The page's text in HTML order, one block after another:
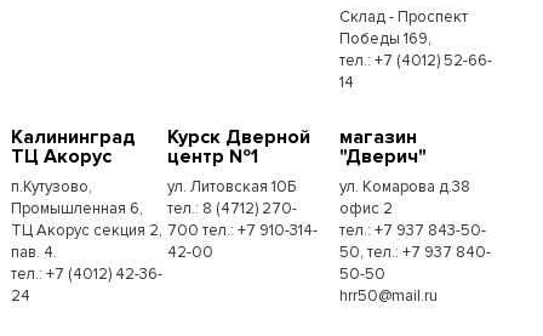
Склад - Проспект
Победы 169,
тел.:​ +7 (4012) 52-66-
14
Калининград
ТЦ Акорус
п.Кутузово,
Промышленная 6,
ТЦ Акорус секция 2,
пав. 4.
тел.: +7 (4012) 42-36-
24
Курск Дверной
центр №1
ул. Литовская 10Б
тел.: 8 (4712) 270-
700 тел.: +7 910-314-
42-00
магазин
"Дверич"
ул. Комарова д.38
офис 2
тел.: +7 937 843-50-
50, тел.: +7 937 840-
50-50
hrr50@mail.ru